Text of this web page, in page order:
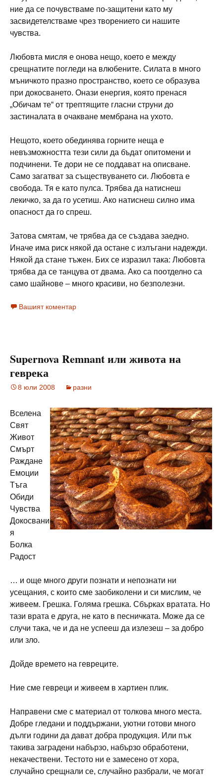
ние да се почувстваме по-защитени като му
засвидетелстваме чрез творението си нашите
чувства.
Любовта мисля е онова нещо, което е между
срещнатите погледи на влюбените. Силата в много
мъничкото празно пространство, което се образува
при докосването. Онази енергия, която пренася
„Обичам те“ от трептящите гласни струни до
застиналата в очакване мембрана на ухото.
Нещото, което обединява горните неща е
невъзможността тези сили да бъдат опитомени и
подчинени. Те дори не се поддават на описване.
Само загатват за съществуването си. Любовта е
свобода. Тя е като пулса. Трябва да натиснеш
лекичко, за да го усетиш. Ако натиснеш силно има
опасност да го спреш.
Затова смятам, че трябва да се създава заедно.
Иначе има риск някой да остане с излъгани надежди.
Някой да стане тъжен. Бих се изразил така: Любовта
трябва да се танцува от двама. Ако са поотделно са
само шайнове – много красиви, но безполезни.
Вашият коментар
Supernova Remnant или живота на
геврека
8 юли 2008 разни
Вселена
Свят
Живот
Смърт
Раждане
Емоции
Тъга
Обиди
Чувства
Докосвани
я
Болка
Радост
… и още много други познати и непознати ни
усещания, с които сме заобиколени и си мислим, че
живеем. Грешка. Голяма грешка. Сбърках вратата. Но
тази врата е друга, не като в песничката. Може да се
случи така, че и да не успееш да излезеш – за добро
или зло.
Дойде времето на гевреците.
Ние сме гевреци и живеем в хартиен плик.
Направени сме с материал от толкова много места.
Добре гледани и поддържани, уютни готови много
дълги години да дават добра продукция. Или пък
такива заградени набързо, набързо обработени,
некачествени. Тестото ни е замесено от хора,
случайно срещнали се, случайно разбрали, че могат